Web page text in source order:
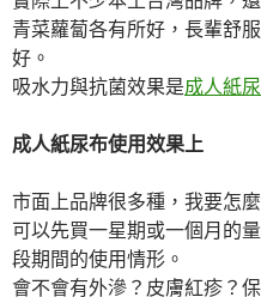
青菜蘿蔔各有所好，長輩舒
好。
吸水力與抗菌效果是成人紙
成人紙尿布使用效果上
市面上品牌很多種，我要怎
可以先買一星期或一個月的
段期間的使用情形。
會不會有外滲？皮膚紅疹？